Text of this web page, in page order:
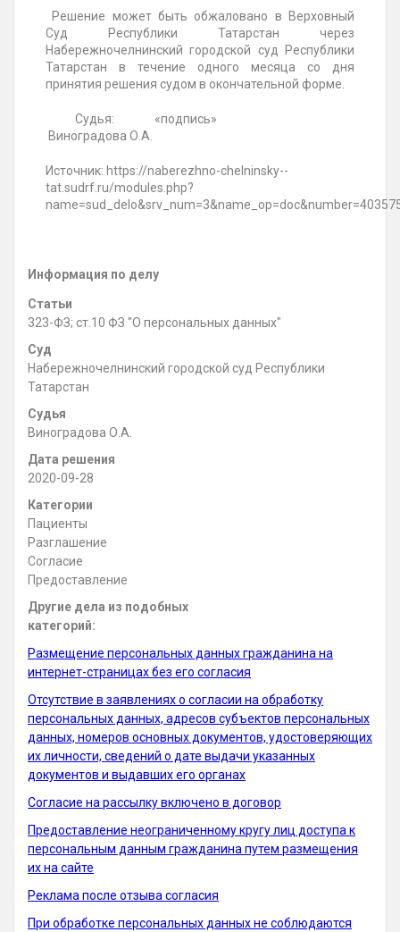
Решение может быть обжаловано в Верховный
Суд Республики Татарстан через
Набережночелнинский городской суд Республики
Татарстан в течение одного месяца со дня
принятия решения судом в окончательной форме.
Судья: «подпись»
Виноградова О.А.
Источник: https://naberezhno-chelninsky--
tat.sudrf.ru/modules.php?
Информация по делу
Статьи
323-ФЗ; ст.10 ФЗ "О персональных данных"
Суд
Набережночелнинский городской суд Республики
Татарстан
Судья
Виноградова О.А.
Дата решения
2020-09-28
Категории
Пациенты
Разглашение
Согласие
Предоставление
Другие дела из подобных
категорий:
Размещение персональных данных гражданина на
интернет-страницах без его согласия
Отсутствие в заявлениях о согласии на обработку
персональных данных, адресов субъектов персональных
данных, номеров основных документов, удостоверяющих
их личности, сведений о дате выдачи указанных
документов и выдавших его органах
Согласие на рассылку включено в договор
Предоставление неограниченному кругу лиц доступа к
персональным данным гражданина путем размещения
их на сайте
Реклама после отзыва согласия
При обработке персональных данных не соблюдаются